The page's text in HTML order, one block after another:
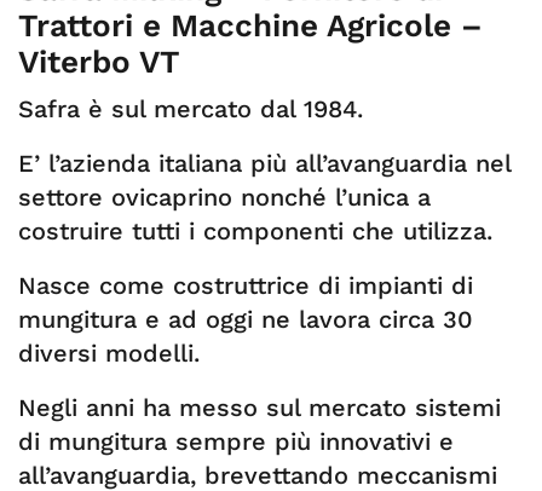
Trattori e Macchine Agricole –
Viterbo VT
Safra è sul mercato dal 1984.
E’ l’azienda italiana più all’avanguardia nel
settore ovicaprino nonché l’unica a
costruire tutti i componenti che utilizza.
Nasce come costruttrice di impianti di
mungitura e ad oggi ne lavora circa 30
diversi modelli.
Negli anni ha messo sul mercato sistemi
di mungitura sempre più innovativi e
all’avanguardia, brevettando meccanismi